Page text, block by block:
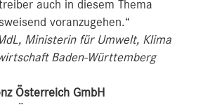
auch in diesem Thema
voranzugehen.“
Ministerin für Umwelt, Klima
Baden-Württemberg
Österreich GmbH